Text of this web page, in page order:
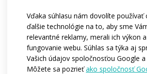
Vďaka súhlasu nám dovolíte používať
ďalšie technológie na to, aby sme
relevantné reklamy, merali ich výkon
fungovanie webu. Súhlas sa týka aj
Vašich údajov spoločnosťou Google
Môžete sa pozrieťako spoločnosť
výrobou?*
Ihneď
Počas nasledujúcich 3-6
Zatíaľ nemám predstavu
Chcete nám povedať ďalšie